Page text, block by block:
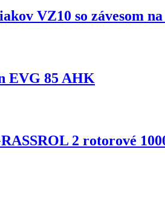
VZ10 so závesom
EVG 85 AHK
2 rotorové